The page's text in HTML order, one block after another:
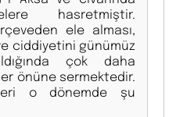
hasretmiştir.
ele alması,
ciddiyetini günümüz
çok daha
önüne sermektedir.
o dönemde şu